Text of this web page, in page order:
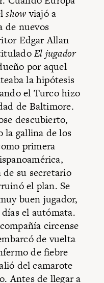
showviajó a
de nuevos
Edgar Allan
El jugador
por aquel
la hipótesis
el Turco hizo
de Baltimore.
descubierto,
la gallina de los
primera
su secretario
el plan. Se
buen jugador,
el autómata.
circense
de vuelta
de fiebre
del camarote
Antes de llegar a